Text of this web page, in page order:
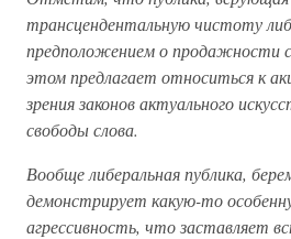
трансцендентальную чистоту
предположением о продажности
этом предлагает относиться к
зрения законов актуального
свободы слова.
Вообще либеральная публика,
демонстрирует какую-то
агрессивность, что заставляет